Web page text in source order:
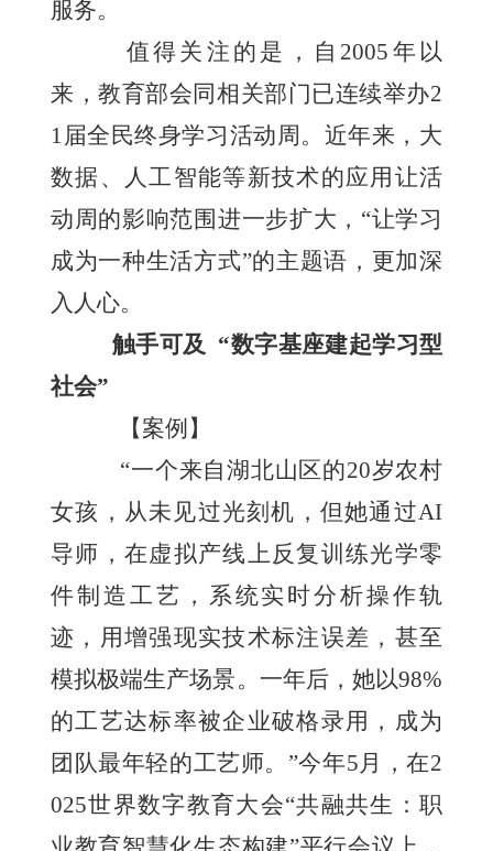
服务。
值得关注的是，自2005年以
来，教育部会同相关部门已连续举办2
1届全民终身学习活动周。近年来，大
数据、人工智能等新技术的应用让活
动周的影响范围进一步扩大，“让学习
成为一种生活方式”的主题语，更加深
入人心。
触手可及 “数字基座建起学习型
社会”
【案例】
“一个来自湖北山区的20岁农村
女孩，从未见过光刻机，但她通过AI
导师，在虚拟产线上反复训练光学零
件制造工艺，系统实时分析操作轨
迹，用增强现实技术标注误差，甚至
模拟极端生产场景。一年后，她以98%
的工艺达标率被企业破格录用，成为
团队最年轻的工艺师。”今年5月，在2
025世界数字教育大会“共融共生：职